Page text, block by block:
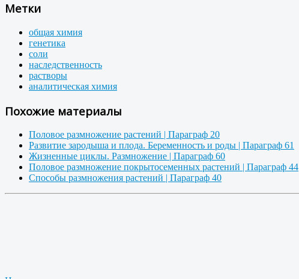
Метки
общая химия
генетика
соли
наследственность
растворы
аналитическая химия
Похожие материалы
Половое размножение растений | Параграф 20
Развитие зародыша и плода. Беременность и роды | Параграф 61
Жизненные циклы. Размножение | Параграф 60
Половое размножение покрытосеменных растений | Параграф 44
Способы размножения растений | Параграф 40